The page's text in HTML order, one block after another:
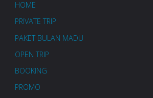
HOME
PRIVATE TRIP
PAKET BULAN MADU
OPEN TRIP
BOOKING
PROMO